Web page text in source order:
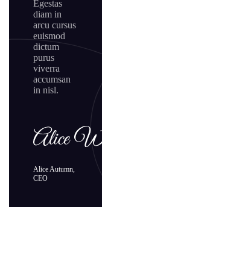
Egestas
diam in
arcu cursus
euismod
dictum
purus
viverra
accumsan
in nisl.
Alice Autumn,
CEO